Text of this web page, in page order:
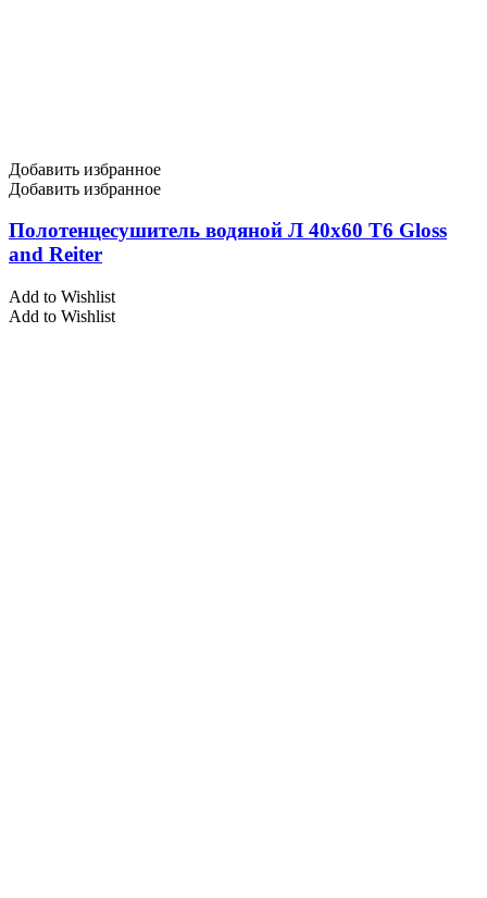
Добавить избранное
Добавить избранное
Полотенцесушитель водяной Л 40х60 Т6 Gloss
and Reiter
Add to Wishlist
Add to Wishlist